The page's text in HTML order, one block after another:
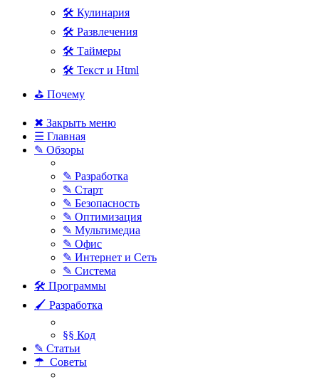
🛠 Кулинария
🛠 Развлечения
🛠 Таймеры
🛠 Текст и Html
⛳ Почему
✖ Закрыть меню
☰ Главная
✎ Обзоры
✎ Разработка
✎ Старт
✎ Безопасность
✎ Оптимизация
✎ Мультимедиа
✎ Офис
✎ Интернет и Сеть
✎ Система
🛠 Программы
🖌 Разработка
§§ Код
✎ Статьи
☂ Советы